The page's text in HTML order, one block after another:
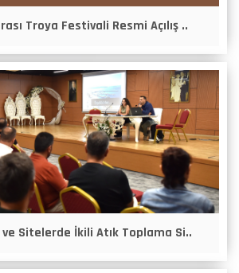
Troya Festivali Resmi Açılış ..
Sitelerde İkili Atık Toplama Si..